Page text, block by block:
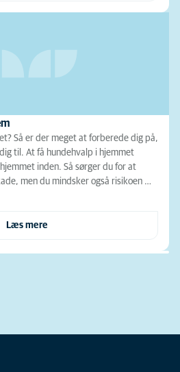
Så er der meget at forberede dig på,
til. At få hundehvalp i hjemmet
inden. Så sørger du for at
men du mindsker også risikoen …
Læs mere